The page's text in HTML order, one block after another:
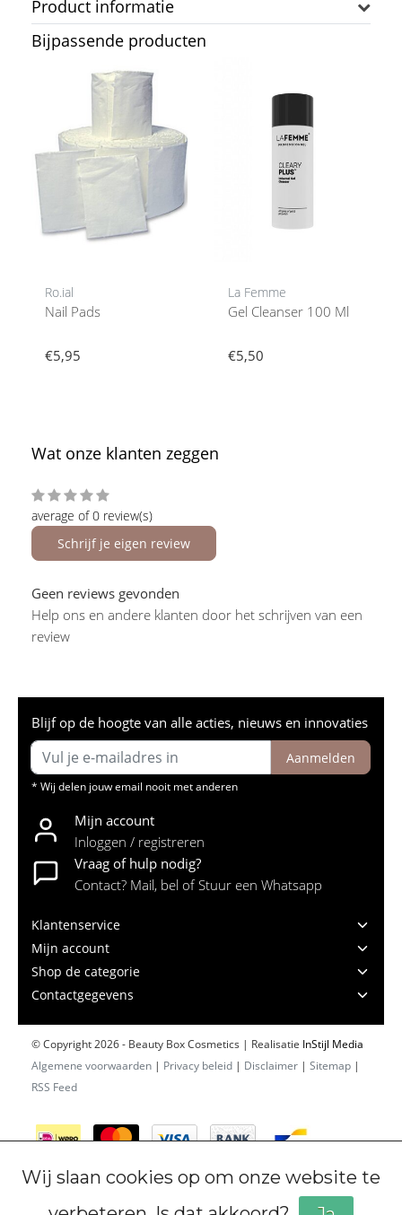
Product informatie
Bijpassende producten
Ro.ial
Nail Pads
€5,95
La Femme
Gel Cleanser 100 Ml
€5,50
Wat onze klanten zeggen
average of 0 review(s)
Schrijf je eigen review
Geen reviews gevonden
Help ons en andere klanten door het schrijven van een
review
Blijf op de hoogte van alle acties, nieuws en innovaties
Aanmelden
* Wij delen jouw email nooit met anderen
Mijn account
Inloggen / registreren
Vraag of hulp nodig?
Contact? Mail, bel of Stuur een Whatsapp
Klantenservice
Mijn account
Shop de categorie
Contactgegevens
© Copyright 2026 - Beauty Box Cosmetics | Realisatie InStijl Media
Algemene voorwaarden | Privacy beleid | Disclaimer | Sitemap |
RSS Feed
Wij slaan cookies op om onze website te